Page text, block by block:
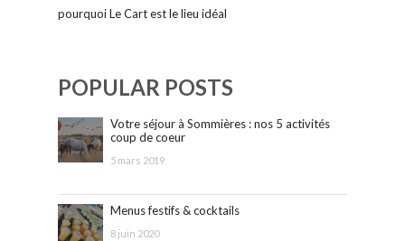
pourquoi Le Cart est le lieu idéal
POPULAR POSTS
Votre séjour à Sommières : nos 5 activités
coup de coeur
5 mars 2019
Menus festifs & cocktails
8 juin 2020